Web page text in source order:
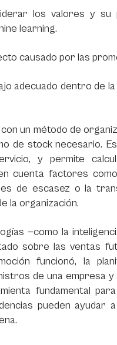
los valores y su
learning.
causado por las
adecuado dentro de
un método de
de stock necesario.
y permite
cuenta factores
de escasez o la
la organización.
—como la
sobre las ventas
funcionó, la
de una empresa
fundamental
pueden ayudar